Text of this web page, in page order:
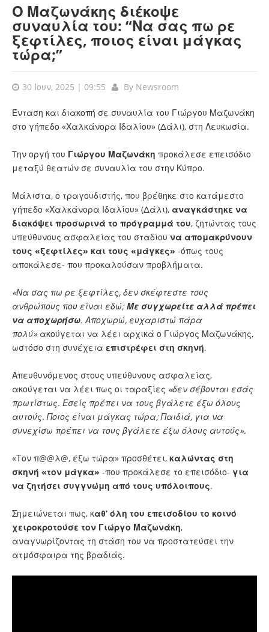
Ο Μαζωνάκης διέκοψε
συναυλία του: “Να σας πω ρε
ξεφτίλες, ποιος είναι μάγκας
τώρα;”
30 Ιουν, 2025 | 09:55 By Newsroom
Ένταση και διακοπή σε συναυλία του Γιώργου Μαζωνάκη
στο γήπεδο «Χαλκάνορα Ιδαλίου» (Δάλι), στη Λευκωσία.
Tην οργή του Γιώργου Μαζωνάκη προκάλεσε επεισόδιο
μεταξύ θεατών σε συναυλία του στην Κύπρο.
Μάλιστα, ο τραγουδιστής, που βρέθηκε στο κατάμεστο
γήπεδο «Χαλκάνορα Ιδαλίου» (Δάλι), αναγκάστηκε να
διακόψει προσωρινά το πρόγραμμά του, ζητώντας τους
υπεύθυνους ασφαλείας του σταδίου να απομακρύνουν
τους «ξεφτίλες» και τους «μάγκες» -όπως τους
αποκάλεσε- που προκαλούσαν προβλήματα.
«Να σας πω ρε ξεφτίλες, δεν σκέφτεστε τους
ανθρώπους που είναι εδώ;Με συγχωρείτε αλλά πρέπει
να αποχωρήσω. Αποχωρώ, ευχαριστώ πάρα
πολύ»ακούγεται να λέει αρχικά ο Γιώργος Μαζωνάκης,
ωστόσο στη συνέχεια επιστρέφει στη σκηνή.
Απευθυνόμενος στους υπεύθυνους ασφαλείας,
ακούγεται να λέει πως οι ταραξίες «δεν σέβονται εσάς
πρωτίστως. Εσείς πρέπει να τους βγάλετε έξω όλους
αυτούς. Ποιος είναι μάγκας τώρα; Παιδιά, για να
συνεχίσω πρέπει να τους βγάλετε έξω όλους αυτούς».
«Τον π@@λ@, έξω τώρα» προσθέτει, καλώντας στη
σκηνή «τον μάγκα» -που προκάλεσε το επεισόδιο- για
να ζητήσει συγγνώμη από τους υπόλοιπους.
Σημειώνεται πως, καθ’ όλη του επεισοδίου το κοινό
χειροκροτούσε τον Γιώργο Μαζωνάκη,
αναγνωρίζοντας τη στάση του να προστατεύσει την
ατμόσφαιρα της βραδιάς.